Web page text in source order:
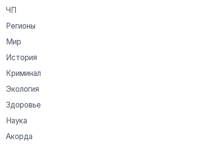
ЧП
Регионы
Мир
История
Криминал
Экология
Здоровье
Наука
Акорда